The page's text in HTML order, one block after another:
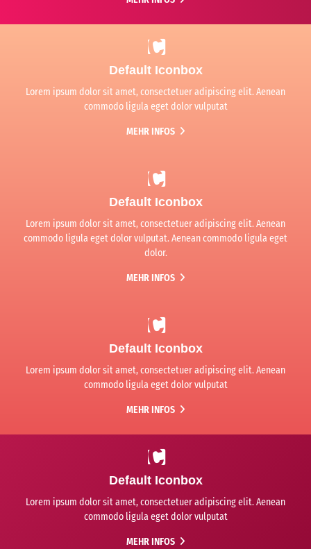
Default Iconbox
Lorem ipsum dolor sit amet, consectetuer adipiscing elit. Aenean
commodo ligula eget dolor vulputat
MEHR INFOS
Default Iconbox
Lorem ipsum dolor sit amet, consectetuer adipiscing elit. Aenean
commodo ligula eget dolor vulputat. Aenean commodo ligula eget
dolor.
MEHR INFOS
Default Iconbox
Lorem ipsum dolor sit amet, consectetuer adipiscing elit. Aenean
commodo ligula eget dolor vulputat
MEHR INFOS
Default Iconbox
Lorem ipsum dolor sit amet, consectetuer adipiscing elit. Aenean
commodo ligula eget dolor vulputat
MEHR INFOS